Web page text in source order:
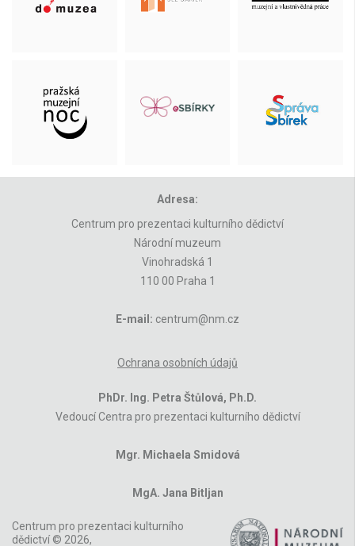
Adresa:
Centrum pro prezentaci kulturního dědictví
Národní muzeum
Vinohradská 1
110 00 Praha 1
E-mail: centrum@nm.cz
Ochrana osobních údajů
PhDr. Ing. Petra Štůlová, Ph.D.
Vedoucí Centra pro prezentaci kulturního dědictví
Mgr. Michaela Smidová
MgA. Jana Bitljan
Centrum pro prezentaci kulturního
dědictví © 2026,